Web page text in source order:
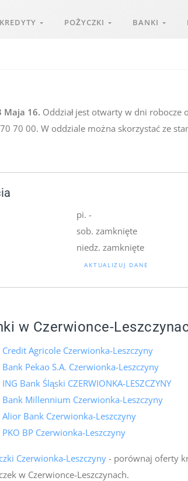
KREDYTY POŻYCZKI BANKI
Maja 16. Oddział jest otwarty w dni robocze
70 00. W oddziale można skorzystać ze
pi. -
sob. zamknięte
niedz. zamknięte
AKTUALIZUJ DANE
w Czerwionce-
Credit Agricole Czerwionka-Leszczyny
Bank Pekao S.A. Czerwionka-Leszczyny
ING Bank Śląski CZERWIONKA-LESZCZYNY
Bank Millennium Czerwionka-Leszczyny
Alior Bank Czerwionka-Leszczyny
PKO BP Czerwionka-Leszczyny
Czerwionka-Leszczyny- porównaj oferty
w Czerwionce-Leszczynach.